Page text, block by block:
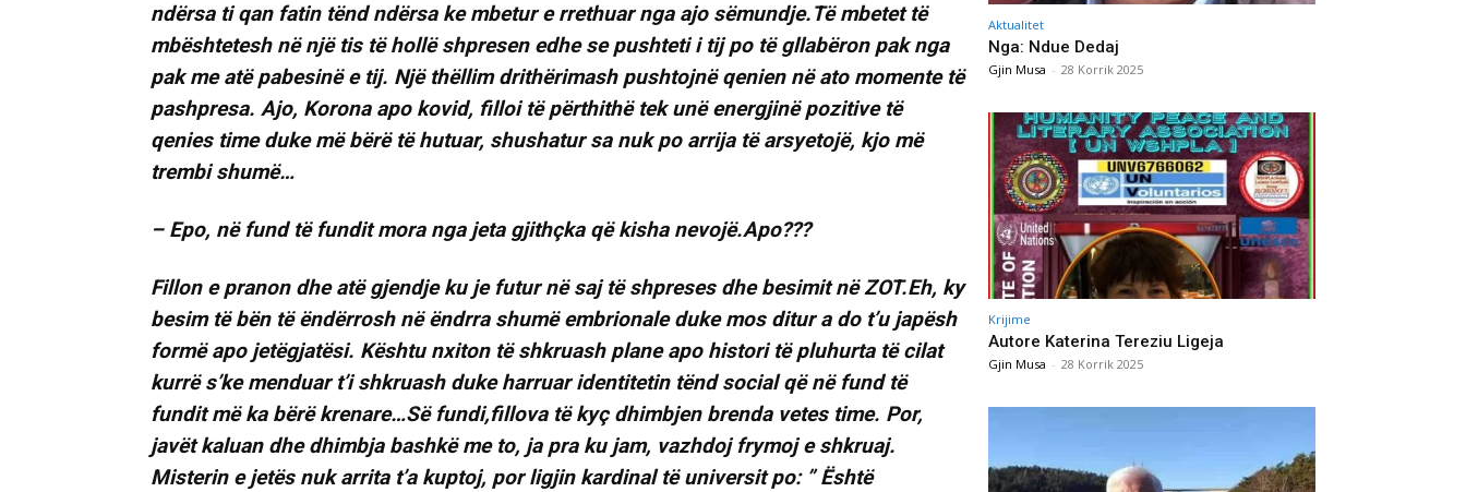
ndërsa ti qan fatin tënd ndërsa ke mbetur e rrethuar nga ajo sëmundje.Të mbetet të
mbështetesh në një tis të hollë shpresen edhe se pushteti i tij po të gllabëron pak nga
pak me atë pabesinë e tij. Një thëllim drithërimash pushtojnë qenien në ato momente të
pashpresa. Ajo, Korona apo kovid, filloi të përthithë tek unë energjinë pozitive të
qenies time duke më bërë të hutuar, shushatur sa nuk po arrija të arsyetojë, kjo më
trembi shumë…
– Epo, në fund të fundit mora nga jeta gjithçka që kisha nevojë.Apo???
Fillon e pranon dhe atë gjendje ku je futur në saj të shpreses dhe besimit në ZOT.Eh, ky
besim të bën të ëndërrosh në ëndrra shumë embrionale duke mos ditur a do t’u japësh
formë apo jetëgjatësi. Kështu nxiton të shkruash plane apo histori të pluhurta të cilat
kurrë s’ke menduar t’i shkruash duke harruar identitetin tënd social që në fund të
fundit më ka bërë krenare…Së fundi,fillova të kyç dhimbjen brenda vetes time. Por,
javët kaluan dhe dhimbja bashkë me to, ja pra ku jam, vazhdoj frymoj e shkruaj.
Misterin e jetës nuk arrita t’a kuptoj, por ligjin kardinal të universit po: ” Është
Aktualitet
Nga: Ndue Dedaj
Gjin Musa - 28 Korrik 2025
Krijime
Autore Katerina Tereziu Ligeja
Gjin Musa - 28 Korrik 2025